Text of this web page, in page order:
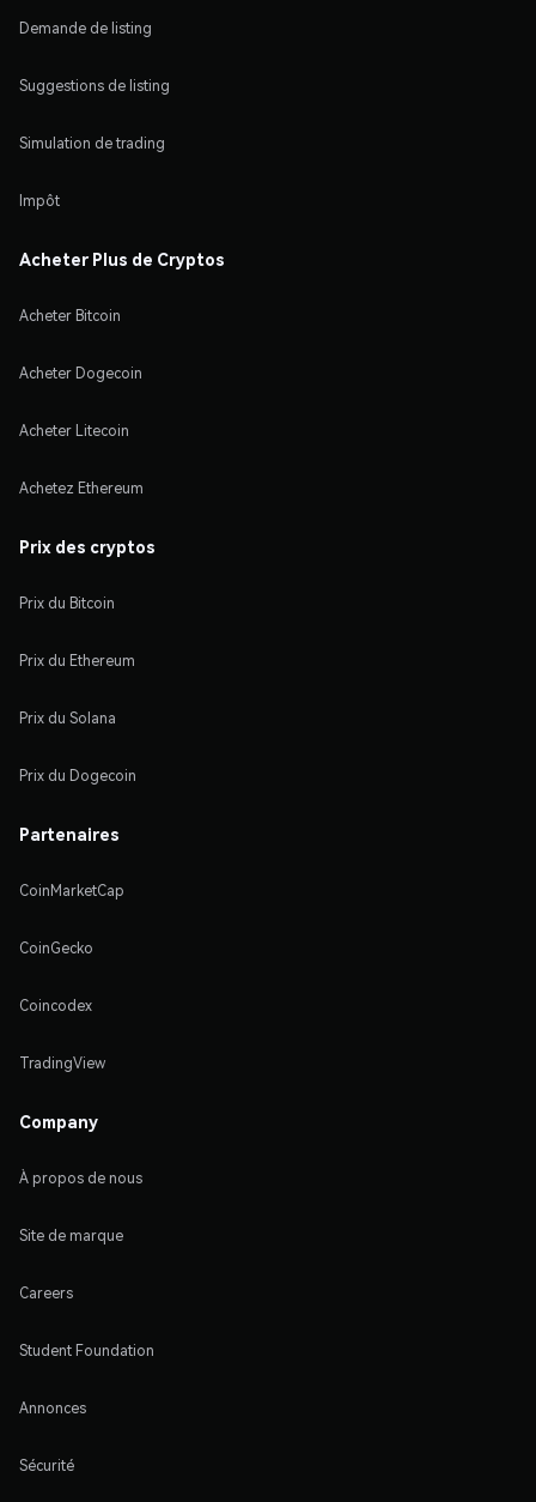
Demande de listing
Suggestions de listing
Simulation de trading
Impôt
Acheter Plus de Cryptos
Acheter Bitcoin
Acheter Dogecoin
Acheter Litecoin
Achetez Ethereum
Prix des cryptos
Prix du Bitcoin
Prix du Ethereum
Prix du Solana
Prix du Dogecoin
Partenaires
CoinMarketCap
CoinGecko
Coincodex
TradingView
Company
À propos de nous
Site de marque
Careers
Student Foundation
Annonces
Sécurité